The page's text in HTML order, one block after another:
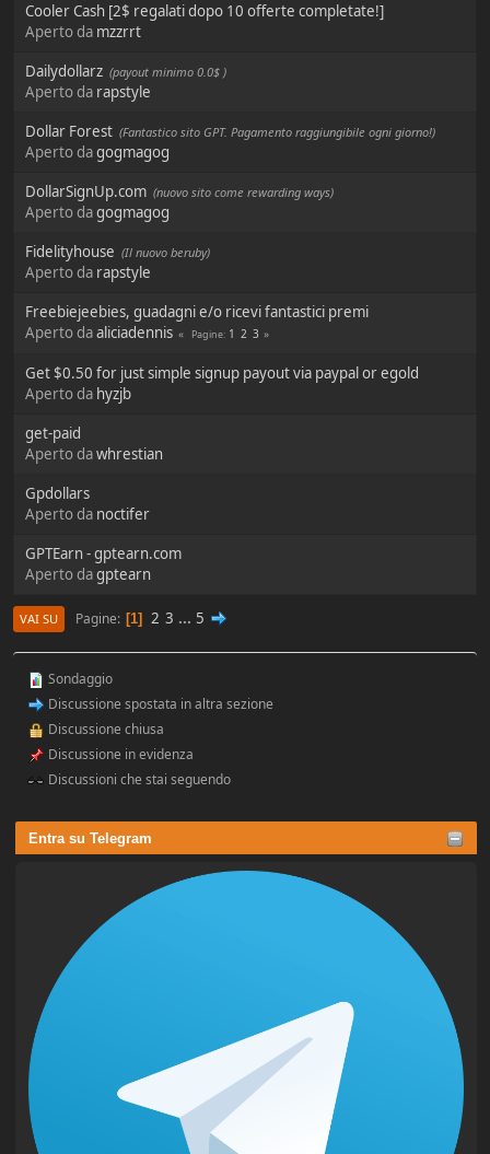
Entra su Telegram
Cooler Cash [2$ regalati dopo 10 offerte completate!]
Aperto da mzzrrt
Dailydollarz (payout minimo 0.0$ )
Aperto da rapstyle
Dollar Forest (Fantastico sito GPT. Pagamento raggiungibile ogni giorno!)
Aperto dagogmagog
DollarSignUp.com (nuovo sito come rewarding ways)
Aperto dagogmagog
Fidelityhouse (Il nuovo beruby)
Aperto da rapstyle
Freebiejeebies, guadagni e/o ricevi fantastici premi
Aperto daaliciadennis Pagine 1 2 3
Get $0.50 for just simple signup payout via paypal or egold
Aperto da hyzjb
get-paid
Aperto dawhrestian
Gpdollars
Aperto da noctifer
GPTEarn - gptearn.com
Aperto dagptearn
VAI SU Pagine 1 2 3 ... 5
Sondaggio
Discussione spostata in altra sezione
Discussione chiusa
Discussione in evidenza
Discussioni che stai seguendo